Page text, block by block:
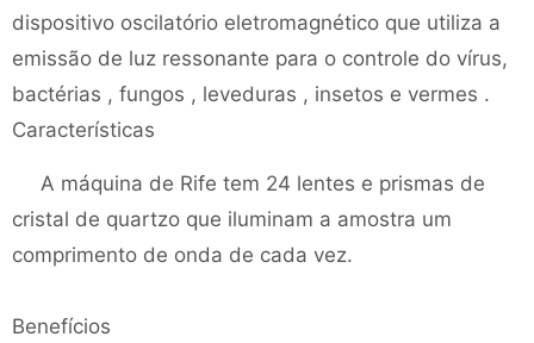
dispositivo oscilatório eletromagnético que utiliza a
emissão de luz ressonante para o controle do vírus,
bactérias , fungos , leveduras , insetos e vermes .
Características
A máquina de Rife tem 24 lentes e prismas de
cristal de quartzo que iluminam a amostra um
comprimento de onda de cada vez.
Benefícios